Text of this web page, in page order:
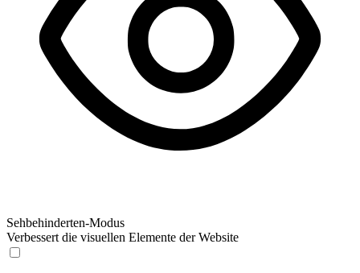
Sehbehinderten-Modus
Verbessert die visuellen Elemente der Website